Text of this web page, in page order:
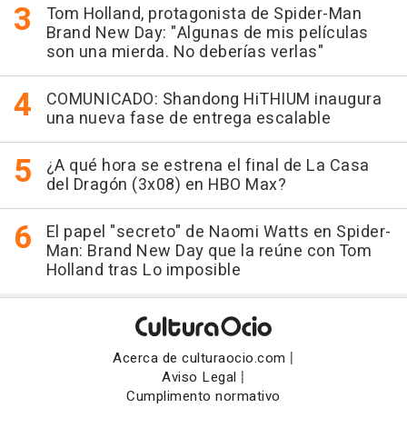
Tom Holland, protagonista de Spider-Man
Brand New Day: "Algunas de mis películas
son una mierda. No deberías verlas"
COMUNICADO: Shandong HiTHIUM inaugura
una nueva fase de entrega escalable
¿A qué hora se estrena el final de La Casa
del Dragón (3x08) en HBO Max?
El papel "secreto" de Naomi Watts en Spider-
Man: Brand New Day que la reúne con Tom
Holland tras Lo imposible
Acerca de culturaocio.com |
Aviso Legal |
Cumplimento normativo